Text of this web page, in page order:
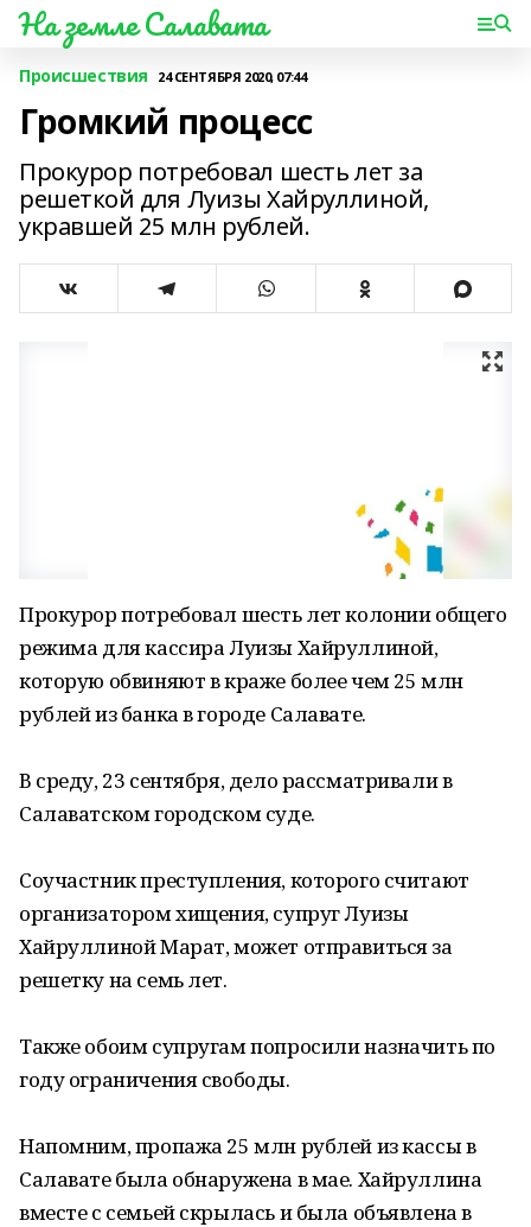
На земле Салавата
Происшествия 24 СЕНТЯБРЯ 2020, 07:44
Громкий процесс
Прокурор потребовал шесть лет за
решеткой для Луизы Хайруллиной,
укравшей 25 млн рублей.
Прокурор потребовал шесть лет колонии общего
режима для кассира Луизы Хайруллиной,
которую обвиняют в краже более чем 25 млн
рублей из банка в городе Салавате.
В среду, 23 сентября, дело рассматривали в
Салаватском городском суде.
Соучастник преступления, которого считают
организатором хищения, супруг Луизы
Хайруллиной Марат, может отправиться за
решетку на семь лет.
Также обоим супругам попросили назначить по
году ограничения свободы.
Напомним, пропажа 25 млн рублей из кассы в
Салавате была обнаружена в мае. Хайруллина
вместе с семьей скрылась и была объявлена в